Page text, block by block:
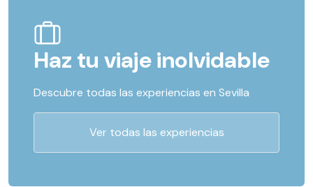
Haz tu viaje inolvidable
Descubre todas las experiencias en Sevilla
Ver todas las experiencias